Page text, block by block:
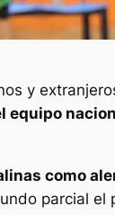
y
equipo
como
parcial el